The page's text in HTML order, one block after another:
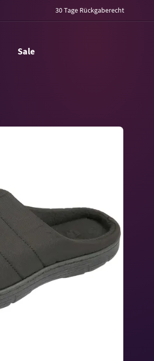
30 Tage Rückgaberecht
Sale